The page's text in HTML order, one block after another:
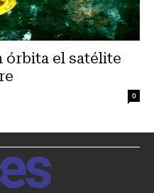
órbita el satélite
0